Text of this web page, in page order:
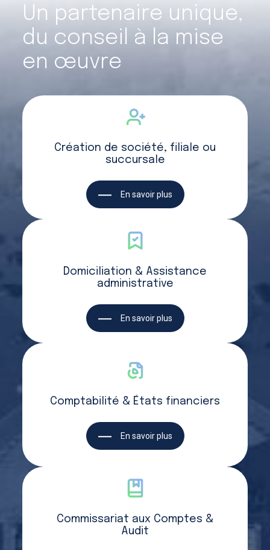
Un partenaire unique,
du conseil à la mise
en œuvre
Création de société, filiale ou
succursale
En savoir plus
Domiciliation & Assistance
administrative
En savoir plus
Comptabilité & États financiers
En savoir plus
Commissariat aux Comptes &
Audit